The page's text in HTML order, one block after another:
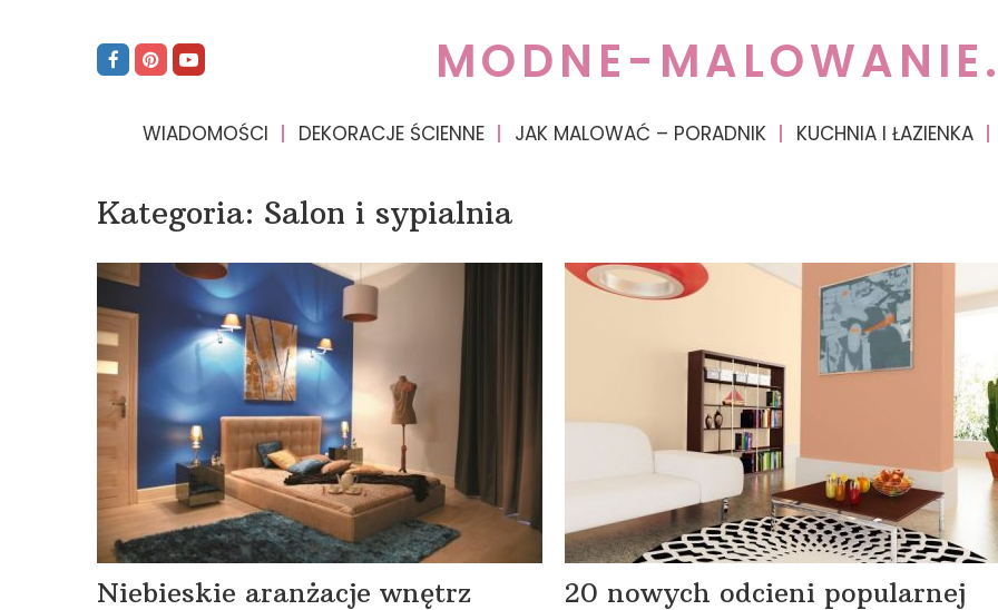
MODNE-
WIADOMOŚCI DEKORACJE ŚCIENNE JAK MALOWAĆ – PORADNIK KUCHNIA I ŁAZIENKA
Kategoria: Salon i sypialnia
Niebieskie aranżacje wnętrz
20 nowych odcieni popularnej